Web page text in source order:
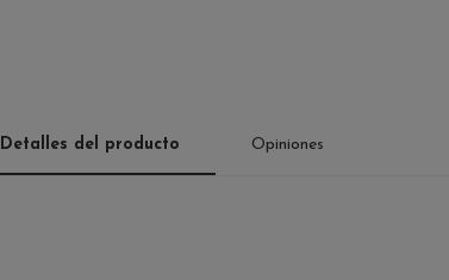
Detalles del producto Opiniones